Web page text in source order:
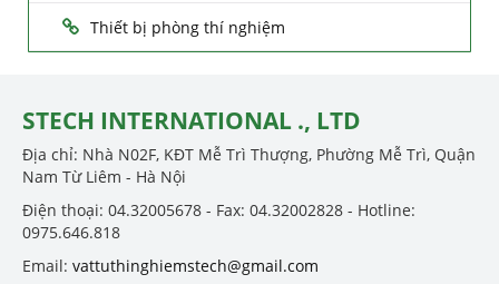
Thiết bị phòng thí nghiệm
STECH INTERNATIONAL ., LTD
Địa chỉ: Nhà N02F, KĐT Mễ Trì Thượng, Phường Mễ Trì, Quận
Nam Từ Liêm - Hà Nội
Điện thoại: 04.32005678 - Fax: 04.32002828 - Hotline:
0975.646.818
Email: vattuthinghiemstech@gmail.com